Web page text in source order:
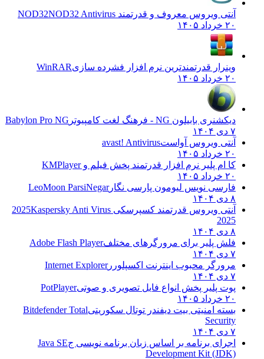
آنتی ویروس معروف و قدرتمند NOD32 NOD32 Antivirus
وینرار قدرتمندترین نرم افزار فشرده سازیWinRAR
دیکشنری بابیلون NG - فرهنگ لغت کامپیوتر
Babylon Pro NG
آنتی ویروس آواستavast! Antivirus
کا ام پلیر نرم افزار قدرتمند پخش فیلم وKMPlayer
فارسی نویس لیومون پارسی نگار LeoMoon ParsiNegar
آنتی ویروس قدرتمند کسپرسکی 2025Kaspersky Anti Virus
فلش پلیر برای مرورگرهای مختلفAdobe Flash Player
مرورگر محبوب اینترنت اکسپلوررInternet Explorer
پوت پلیر پخش انواع فایل تصویری و صوتیPotPlayer
بسته امنیتی بیت دیفندر توتال سکوریتیBitdefender Total
Security
اجرای برنامه بر اساس زبان برنامه نویسی جJava SE
Development Kit (JDK)